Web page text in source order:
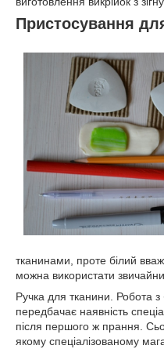
Пристосування
тканинами, проте білий
можна використати
Ручка для тканини. Робота з
передбачає наявність
після першого ж прання.
якому спеціалізованому